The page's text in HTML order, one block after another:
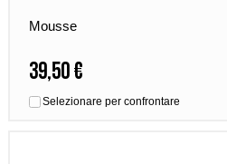
Mousse
39,50 €
Selezionare per confrontare